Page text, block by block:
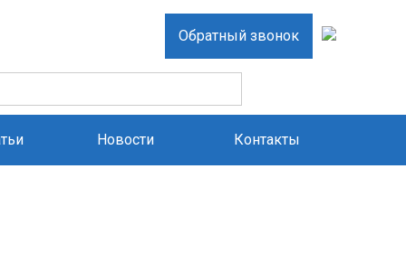
Обратный звонок
Новости Контакты